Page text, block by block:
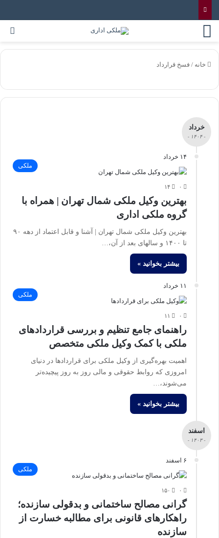
خانه / فسخ قرارداد
خرداد
- ۱۴۰۴ -
۱۴ خرداد
ملکی
۰ ۱۴
بهترین وکیل ملکی شمال تهران | همراه با
گروه ملکی اداری
بهترین وکیل ملکی شمال تهران | آشنا و قابل اعتماد از دهه ۹۰
تا ۱۴۰۰ و سالهای بعد از آن،…
بیشتر بخوانید »
۱۱ خرداد
ملکی
۰ ۱۱
راهنمای جامع تنظیم و بررسی قراردادهای
ملکی با کمک وکیل ملکی متخصص
اهمیت بهره‌گیری از وکیل ملکی برای قراردادها در دنیای
امروزی که روابط حقوقی و مالی روز به روز پیچیده‌تر
می‌شوند،…
بیشتر بخوانید »
اسفند
- ۱۴۰۳ -
۶ اسفند
ملکی
۰ ۱۵۰
گرانی مصالح ساختمانی و بدقولی سازنده؛
راهکارهای قانونی برای مطالبه خسارت از
سازنده